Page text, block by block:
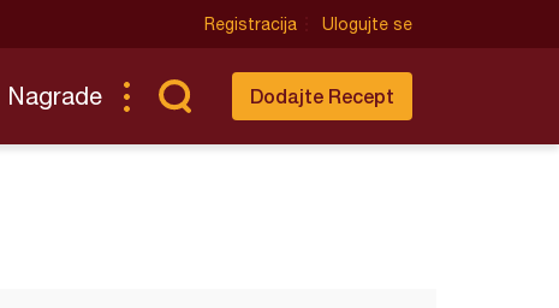
Registracija Ulogujte se
Nagrade Dodajte Recept